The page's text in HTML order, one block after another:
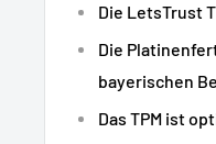
Die LetsTrust
Die
bayerischen
Das TPM ist